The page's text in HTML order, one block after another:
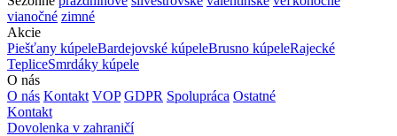
vianočné zimné
Akcie
Piešťany kúpeleBardejovské kúpeleBrusno kúpeleRajecké
TepliceSmrdáky kúpele
O nás
O nás Kontakt VOP GDPR Spolupráca Ostatné
Kontakt
Dovolenka v zahraničí